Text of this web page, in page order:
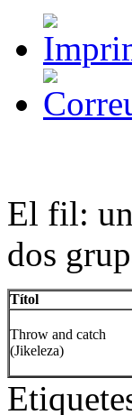
El fil:
dos
Títol
Throw and catch
(Jikeleza)